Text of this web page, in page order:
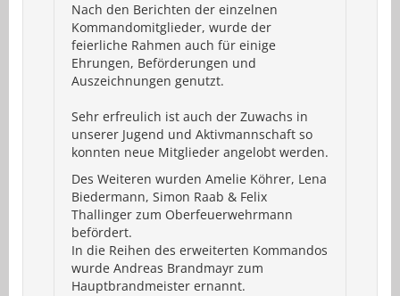
Nach den Berichten der einzelnen
Kommandomitglieder, wurde der
feierliche Rahmen auch für einige
Ehrungen, Beförderungen und
Auszeichnungen genutzt.
Sehr erfreulich ist auch der Zuwachs in
unserer Jugend und Aktivmannschaft so
konnten neue Mitglieder angelobt werden.
Des Weiteren wurden Amelie Köhrer, Lena
Biedermann, Simon Raab & Felix
Thallinger zum Oberfeuerwehrmann
befördert.
In die Reihen des erweiterten Kommandos
wurde Andreas Brandmayr zum
Hauptbrandmeister ernannt.